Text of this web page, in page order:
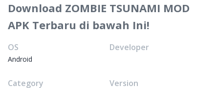
Download ZOMBIE TSUNAMI MOD
APK Terbaru di bawah Ini!
OS
Android
Developer
Category Version